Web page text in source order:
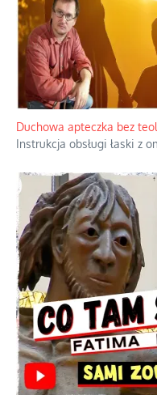
Niezwykły scenariusz bez
Reżyser Jerzy Zalewski
dokumentów, wyzwania
nieznane fakty dotyczące